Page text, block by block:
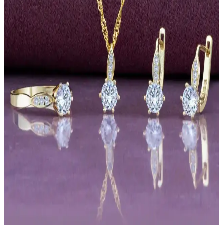
HKN AVM Işıklı Takı Seti Kadınlar ve Kızlar İçin
Zarif ve Dayanıklı Tasarım
Pembe paslanmaz çelik malzemeden üretilen bu set, zirkon taşlarıyla
parlaklık ve dayanıklılık sunar. 4 parçalık şık tasarımıyla özel
günlerde hediye ve günlük kullanım için uygun, uzun ömürlü ve
İstiridye İçinde Gerçek İnci Takı Seti Doğal Güzellik
ve Zarif Tasarım
Gerçek tatlı su incisi ve şık tasarımıyla dikkat çeken bu set, anlamlı
hediye ve şıklık arayanlar için ideal. Doğal güzelliği ve özenli
tasarımıyla öne çıkar.
İki Popüler Takı Seti Karşılaştırması: Gümüş
Kaplama ve Gelin Takıları
Bu makalede, Forentina gü<müş> kaplama takı seti ile TakıConcept
gelin setini detaylı karşılaştırıyoruz. Her iki setin özellikleri, kullanıcı
yorumları ve stil uyumu hakkında bilgi edinin.